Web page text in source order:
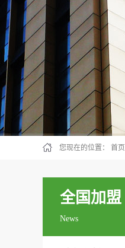
您现在的位置： 首页
全国加盟
News